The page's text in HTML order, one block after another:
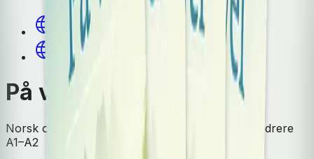
Fagsnakk | NOA
På vei
På vei
Norsk og samfunnskunnskap for voksne innvandrere
A1–A2